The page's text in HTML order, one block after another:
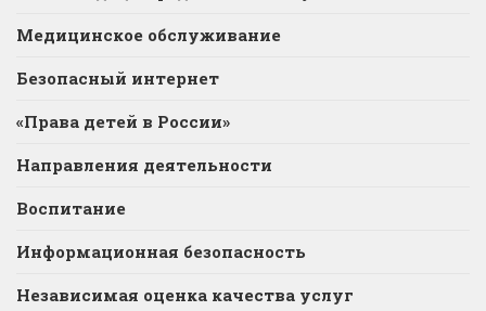
Медицинское обслуживание
Безопасный интернет
«Права детей в России»
Направления деятельности
Воспитание
Информационная безопасность
Независимая оценка качества услуг